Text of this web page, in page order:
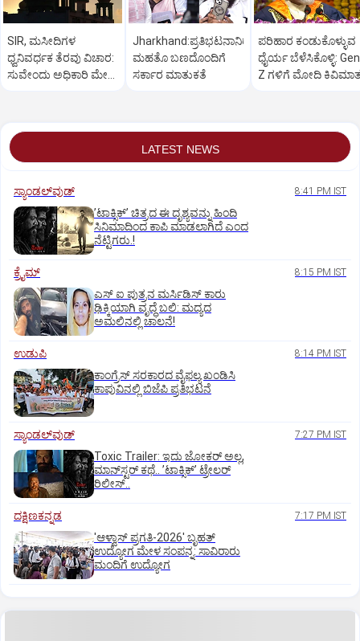
SIR, ಮಸೀದಿಗಳ
ಧ್ವನಿವರ್ಧಕ ತೆರವು ವಿಚಾರ:
ಸುವೇಂದು ಅಧಿಕಾರಿ ಮೇಲೆ
Jharkhand:ಪ್ರತಿಭಟನಾನಿರತ
ಮಹತೊ ಬಣದೊಂದಿಗೆ
ಸರ್ಕಾರ ಮಾತುಕತೆ
ಪರಿಹಾರ ಕಂಡುಕೊಳ್ಳುವ
ಧೈರ್ಯ ಬೆಳೆಸಿಕೊಳ್ಳಿ:
Z ಗಳಿಗೆ ಮೋದಿ
LATEST NEWS
ಸ್ಯಾಂಡಲ್‌ವುಡ್‌ 8:41 PM IST
ʼಟಾಕ್ಸಿಕ್‌ʼ ಚಿತ್ರದ ಈ ದೃಶ್ಯವನ್ನು ಹಿಂದಿ
ಸಿನಿಮಾದಿಂದ ಕಾಪಿ ಮಾಡಲಾಗಿದೆ ಎಂದ
ನೆಟ್ಟಿಗರು.!
ಕ್ರೈಮ್ 8:15 PM IST
ಎಸ್ ಐ ಪುತ್ರನ ಮರ್ಸಿಡಿಸ್‌ ಕಾರು
ಢಿಕ್ಕಿಯಾಗಿ ವೃದ್ಧೆ ಬಲಿ: ಮದ್ಯದ
ಅಮಲಿನಲ್ಲಿ ಚಾಲನೆ!
ಉಡುಪಿ 8:14 PM IST
ಕಾಂಗ್ರೆಸ್ ಸರಕಾರದ ವೈಫಲ್ಯ ಖಂಡಿಸಿ
ಕಾಪುವಿನಲ್ಲಿ ಬಿಜೆಪಿ ಪ್ರತಿಭಟನೆ
ಸ್ಯಾಂಡಲ್‌ವುಡ್‌ 7:27 PM IST
Toxic Trailer: ಇದು ಜೋಕರ್‌ ಅಲ್ಲ,
ಮಾನ್‌ಸ್ಟರ್‌ ಕಥೆ.. ʼಟಾಕ್ಸಿಕ್‌ʼ ಟ್ರೇಲರ್‌
ರಿಲೀಸ್..
ದಕ್ಷಿಣಕನ್ನಡ 7:17 PM IST
'ಆಳ್ವಾಸ್‌ ಪ್ರಗತಿ-2026' ಬೃಹತ್
ಉದ್ಯೋಗ ಮೇಳ ಸಂಪನ್ನ: ಸಾವಿರಾರು
ಮಂದಿಗೆ ಉದ್ಯೋಗ